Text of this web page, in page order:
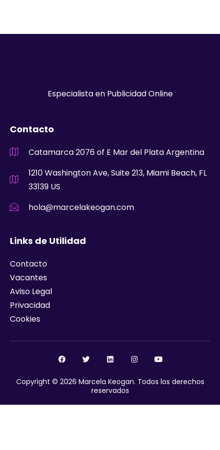
Especialista en Publicidad Online
Contacto
Catamarca 2076 of E Mar del Plata Argentina
1210 Washington Ave, Suite 213, Miami Beach, FL
33139 US
hola@marcelakeogan.com
Links de Utilidad
Contacto
Vacantes
Aviso Legal
Privacidad
Cookies
Copyright © 2026 Marcela Keogan. Todos los derechos
reservados